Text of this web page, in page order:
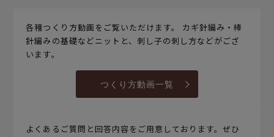
各種つくり方動画をご覧いただけます。 カギ針編み・棒
針編みの基礎などニットと、刺し子の刺し方などがござ
います。
つくり方動画一覧
よくあるご質問と回答内容をご用意しております。ぜひ